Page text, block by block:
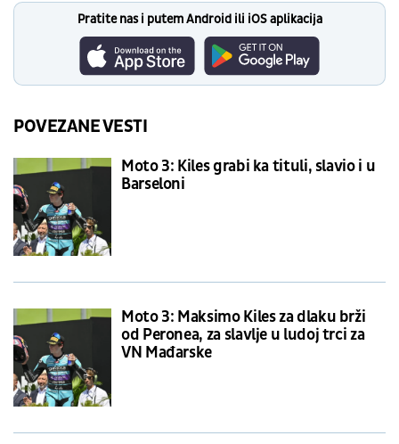
Pratite nas i putem Android ili iOS aplikacija
POVEZANE VESTI
Moto 3: Kiles grabi ka tituli, slavio i u
Barseloni
Moto 3: Maksimo Kiles za dlaku brži
od Peronea, za slavlje u ludoj trci za
VN Mađarske